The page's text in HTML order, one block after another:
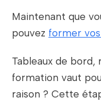
Maintenant que
pouvez former
Tableaux de
formation vaut
raison ? Cette